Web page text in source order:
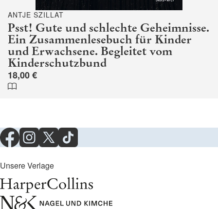
ANTJE SZILLAT
Psst! Gute und schlechte Geheimnisse.
Ein Zusammenlesebuch für Kinder
und Erwachsene. Begleitet vom
Kinderschutzbund
18,00 €
Unsere Verlage